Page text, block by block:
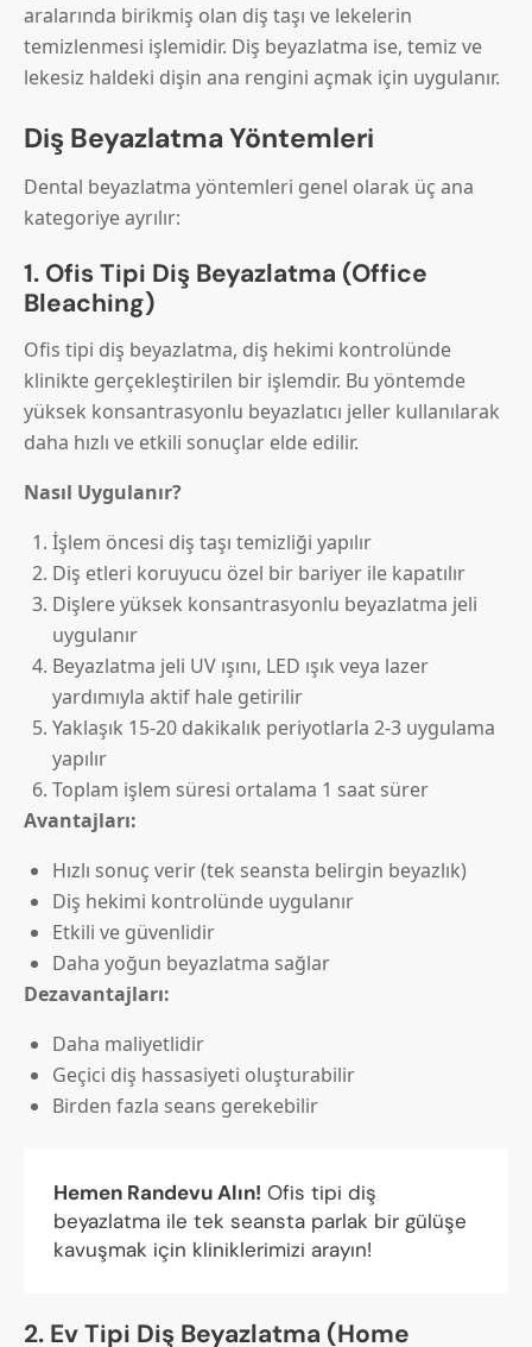
aralarında birikmiş olan diş taşı ve lekelerin
temizlenmesi işlemidir. Diş beyazlatma ise, temiz ve
lekesiz haldeki dişin ana rengini açmak için uygulanır.
Diş Beyazlatma Yöntemleri
Dental beyazlatma yöntemleri genel olarak üç ana
kategoriye ayrılır:
1. Ofis Tipi Diş Beyazlatma (Office
Bleaching)
Ofis tipi diş beyazlatma, diş hekimi kontrolünde
klinikte gerçekleştirilen bir işlemdir. Bu yöntemde
yüksek konsantrasyonlu beyazlatıcı jeller kullanılarak
daha hızlı ve etkili sonuçlar elde edilir.
Nasıl Uygulanır?
İşlem öncesi diş taşı temizliği yapılır
Diş etleri koruyucu özel bir bariyer ile kapatılır
Dişlere yüksek konsantrasyonlu beyazlatma jeli
uygulanır
Beyazlatma jeli UV ışını, LED ışık veya lazer
yardımıyla aktif hale getirilir
Yaklaşık 15-20 dakikalık periyotlarla 2-3 uygulama
yapılır
Toplam işlem süresi ortalama 1 saat sürer
Avantajları:
Hızlı sonuç verir (tek seansta belirgin beyazlık)
Diş hekimi kontrolünde uygulanır
Etkili ve güvenlidir
Daha yoğun beyazlatma sağlar
Dezavantajları:
Daha maliyetlidir
Geçici diş hassasiyeti oluşturabilir
Birden fazla seans gerekebilir
Hemen Randevu Alın! Ofis tipi diş
beyazlatma ile tek seansta parlak bir gülüşe
kavuşmak için kliniklerimizi arayın!
2. Ev Tipi Diş Beyazlatma (Home